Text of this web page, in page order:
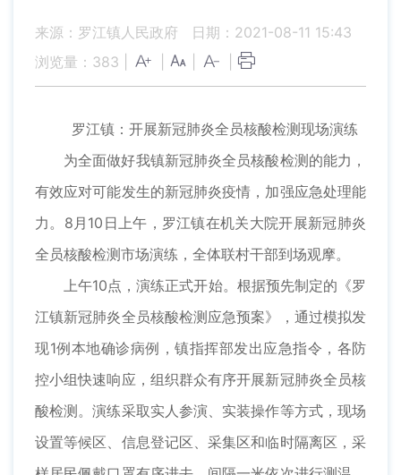
来源：罗江镇人民政府
日期：2021-08-11 15:43
浏览量： 383
罗江镇：开展新冠肺炎全员核酸检测现场演练
为全面做好我镇新冠肺炎全员核酸检测的能力，
有效应对可能发生的新冠肺炎疫情，加强应急处理能
力。8月10日上午，罗江镇在机关大院开展新冠肺炎
全员核酸检测市场演练，全体联村干部到场观摩。
上午10点，演练正式开始。根据预先制定的《罗
江镇新冠肺炎全员核酸检测应急预案》，通过模拟发
现1例本地确诊病例，镇指挥部发出应急指令，各防
控小组快速响应，组织群众有序开展新冠肺炎全员核
酸检测。演练采取实人参演、实装操作等方式，现场
设置等候区、信息登记区、采集区和临时隔离区，采